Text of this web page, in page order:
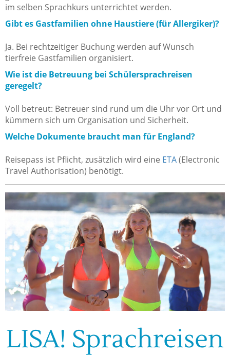
im selben Sprachkurs unterrichtet werden.
Gibt es Gastfamilien ohne Haustiere (für Allergiker)?
Ja. Bei rechtzeitiger Buchung werden auf Wunsch
tierfreie Gastfamilien organisiert.
Wie ist die Betreuung bei Schülersprachreisen
geregelt?
Voll betreut: Betreuer sind rund um die Uhr vor Ort und
kümmern sich um Organisation und Sicherheit.
Welche Dokumente braucht man für England?
Reisepass ist Pflicht, zusätzlich wird eine ETA(Electronic
Travel Authorisation) benötigt.
LISA! Sprachreisen